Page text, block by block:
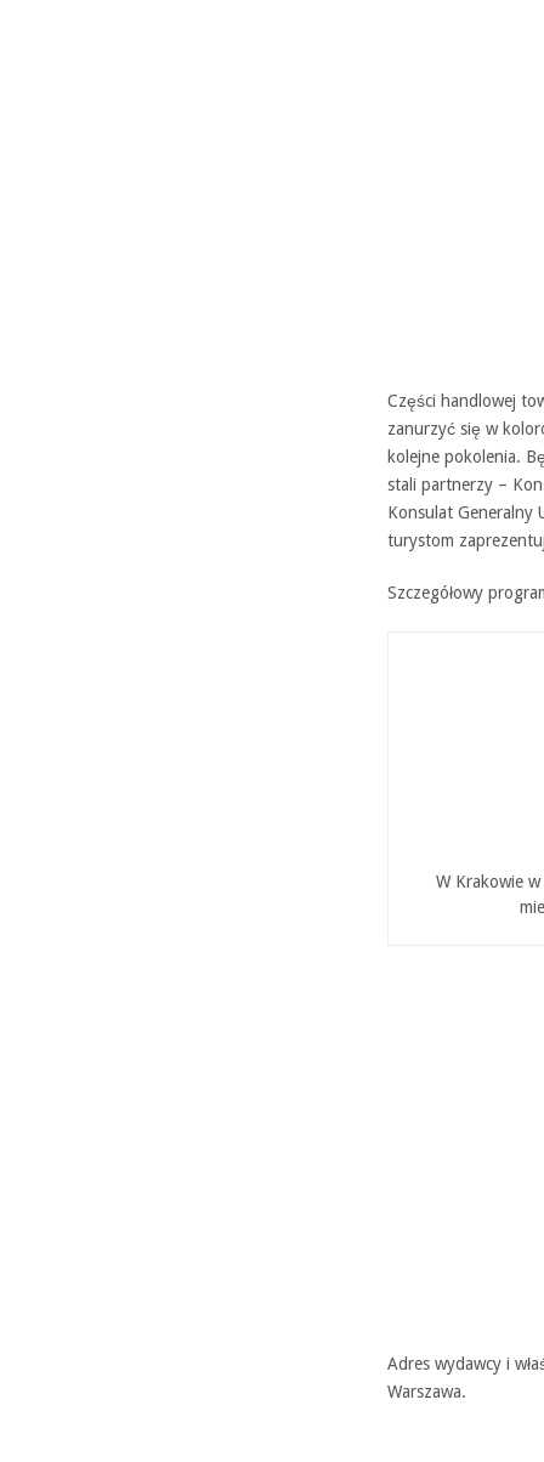
Części handlowej
zanurzyć się w
kolejne pokolenia.
stali partnerzy –
Konsulat Generalny
turystom
Szczegółowy
W Krakowie
Adres wydawcy i
Warszawa.